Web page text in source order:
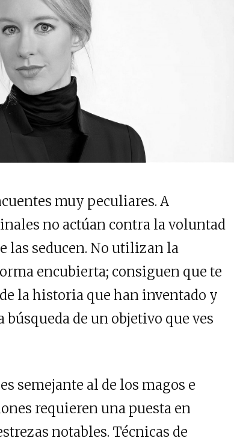
muy peculiares. A
no actúan contra la voluntad
las seducen. No utilizan la
encubierta; consiguen que te
la historia que han inventado y
búsqueda de un objetivo que ves
semejante al de los magos e
requieren una puesta en
notables. Técnicas de